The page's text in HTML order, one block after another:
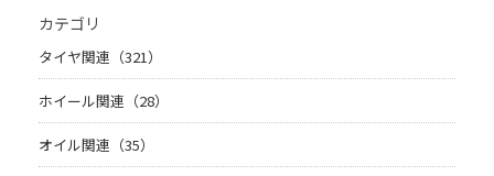
カテゴリ
タイヤ関連（321）
ホイール関連（28）
オイル関連（35）